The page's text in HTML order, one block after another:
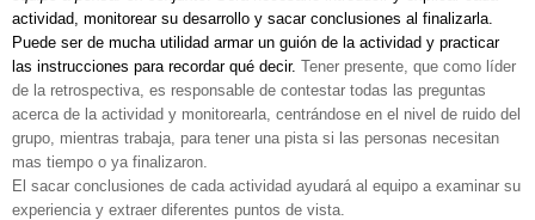
actividad, monitorear su desarrollo y sacar conclusiones al finalizarla.
Puede ser de mucha utilidad armar un guión de la actividad y practicar
las instrucciones para recordar qué decir. Tener presente, que como líder
de la retrospectiva, es responsable de contestar todas las preguntas
acerca de la actividad y monitorearla, centrándose en el nivel de ruido del
grupo, mientras trabaja, para tener una pista si las personas necesitan
mas tiempo o ya finalizaron.
El sacar conclusiones de cada actividad ayudará al equipo a examinar su
experiencia y extraer diferentes puntos de vista.